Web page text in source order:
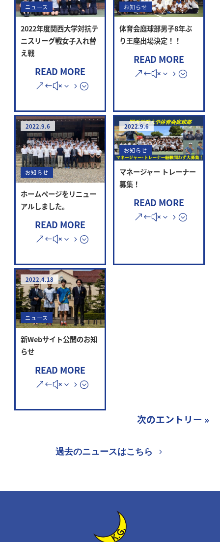
ニュース
2022年度関西大学対抗テ
ニスリーグ戦女子入れ替
え戦
READ MORE
お知らせ
体育会庭球部男子8年ぶ
り王座出場決定！！
READ MORE
2022.9.6
お知らせ
ホームページをリニュー
アルしました。
READ MORE
2022.9.6
お知らせ
マネージャー トレーナー
募集！
READ MORE
2022.4.18
ニュース
新Webサイト公開のお知
らせ
READ MORE
次のエントリー »
過去のニュースはこちら